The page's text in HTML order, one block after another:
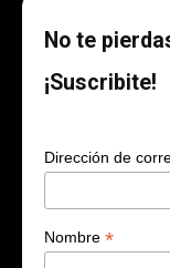
No te
¡Suscribite!
Dirección de
Nombre *